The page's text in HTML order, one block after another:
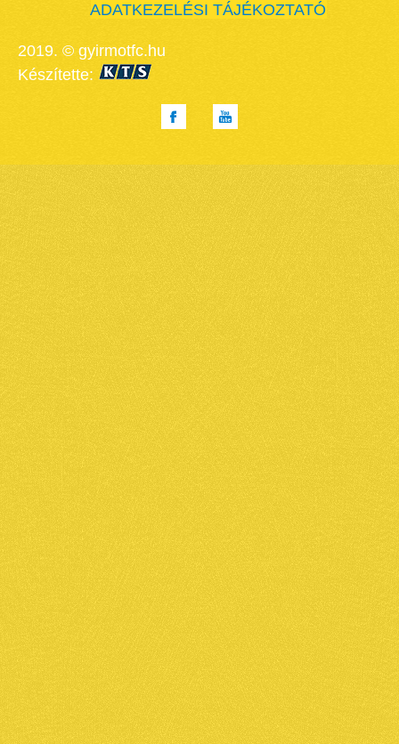
ADATKEZELÉSI TÁJÉKOZTATÓ
2019. © gyirmotfc.hu
Készítette: